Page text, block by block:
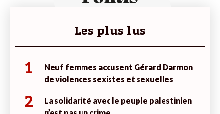
Les plus lus
1
Neuf femmes accusent Gérard Darmon
de violences sexistes et sexuelles
2
La solidarité avec le peuple palestinien